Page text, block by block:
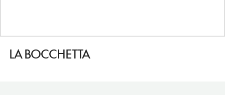
LA BOCCHETTA